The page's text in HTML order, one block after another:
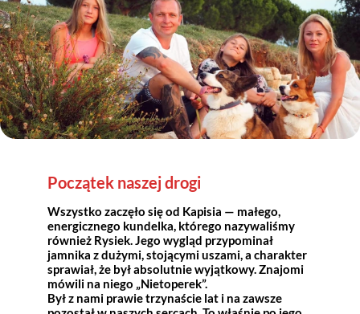
Początek naszej drogi
Wszystko zaczęło się od Kapisia — małego,
energicznego kundelka, którego nazywaliśmy
również Rysiek. Jego wygląd przypominał
jamnika z dużymi, stojącymi uszami, a charakter
sprawiał, że był absolutnie wyjątkowy. Znajomi
mówili na niego „Nietoperek”.
Był z nami prawie trzynaście lat i na zawsze